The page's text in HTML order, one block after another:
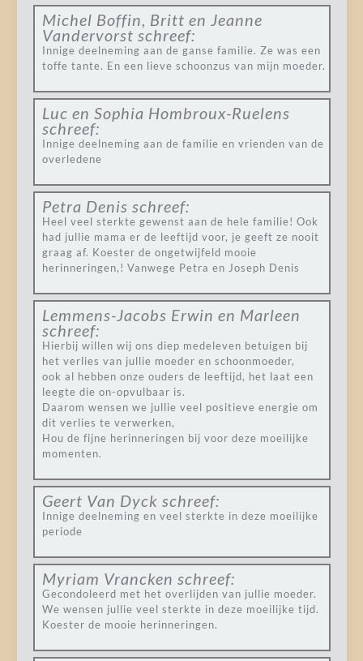
Michel Boffin, Britt en Jeanne
Vandervorst schreef:
Innige deelneming aan de ganse familie. Ze was een
toffe tante. En een lieve schoonzus van mijn moeder.
Luc en Sophia Hombroux-Ruelens
schreef:
Innige deelneming aan de familie en vrienden van de
overledene
Petra Denis schreef:
Heel veel sterkte gewenst aan de hele familie! Ook
had jullie mama er de leeftijd voor, je geeft ze nooit
graag af. Koester de ongetwijfeld mooie
herinneringen,! Vanwege Petra en Joseph Denis
Lemmens-Jacobs Erwin en Marleen
schreef:
Hierbij willen wij ons diep medeleven betuigen bij
het verlies van jullie moeder en schoonmoeder,
ook al hebben onze ouders de leeftijd, het laat een
leegte die on-opvulbaar is.
Daarom wensen we jullie veel positieve energie om
dit verlies te verwerken,
Hou de fijne herinneringen bij voor deze moeilijke
momenten.
Geert Van Dyck schreef:
Innige deelneming en veel sterkte in deze moeilijke
periode
Myriam Vrancken schreef:
Gecondoleerd met het overlijden van jullie moeder.
We wensen jullie veel sterkte in deze moeilijke tijd.
Koester de mooie herinneringen.